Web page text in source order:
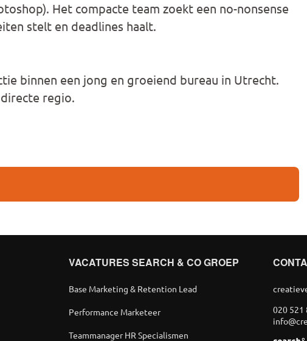
Het compacte team zoekt een no-nonsense
stelt en deadlines haalt.
binnen een jong en groeiend bureau in Utrecht.
regio.
VACATURES SEARCH & CO GROEP
Base Marketing & Retention Lead
Performance Marketeer
Teammanager HR Specialismen
020 521